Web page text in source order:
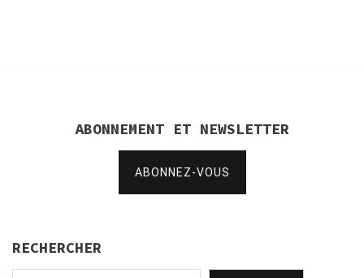
ABONNEMENT ET NEWSLETTER
ABONNEZ-VOUS
RECHERCHER